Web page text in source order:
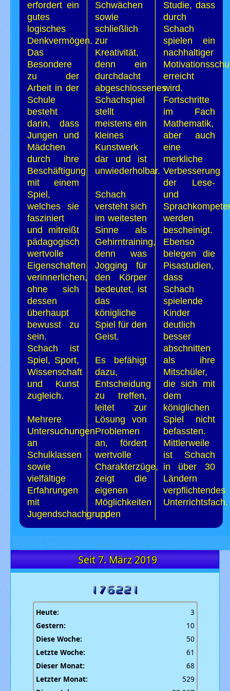
Seit 7. März 2019
Heute:
3
Gestern:
10
Diese Woche:
50
Letzte Woche:
61
Dieser Monat:
68
Letzter Monat:
529
erfordert ein
gutes
logisches
Denkvermögen.
Das
Besondere
zu der
Arbeit in der
Schule
besteht
darin, dass
Jungen und
Mädchen
durch ihre
Beschäftigung
mit einem
Spiel,
welches sie
fasziniert
und mitreißt
pädagogisch
wertvolle
Eigenschaften
verinnerlichen,
ohne sich
dessen
überhaupt
bewusst zu
sein.
Schach ist
Spiel, Sport,
Wissenschaft
und Kunst
zugleich.
Mehrere
Untersuchungen
an
Schulklassen
sowie
vielfältige
Erfahrungen
mit
Jugendschachgruppen
Schwächen
sowie
schließlich
zur
Kreativität,
denn ein
durchdacht
abgeschlossenes
Schachspiel
stellt
meistens ein
kleines
Kunstwerk
dar und ist
unwiederholbar.
Schach
versteht sich
im weitesten
Sinne als
Gehirntraining,
denn was
Jogging für
den Körper
bedeutet, ist
das
königliche
Spiel für den
Geist.
Es befähigt
dazu,
Entscheidung
zu treffen,
leitet zur
Lösung von
Problemen
an, fördert
wertvolle
Charakterzüge,
zeigt die
eigenen
Möglichkeiten
und
Studie, dass
durch
Schach
spielen ein
nachhaltiger
erreicht
wird.
Fortschritte
im Fach
Mathematik,
aber auch
eine
merkliche
Verbesserung
der Lese-
und
werden
bescheinigt.
Ebenso
belegen die
Pisastudien,
dass
Schach
spielende
Kinder
deutlich
besser
abschnitten
als ihre
Mitschüler,
die sich mit
dem
königlichen
Spiel nicht
befassten.
Mittlerweile
ist Schach
in über 30
Ländern
verpflichtendes
Unterrichtsfach.